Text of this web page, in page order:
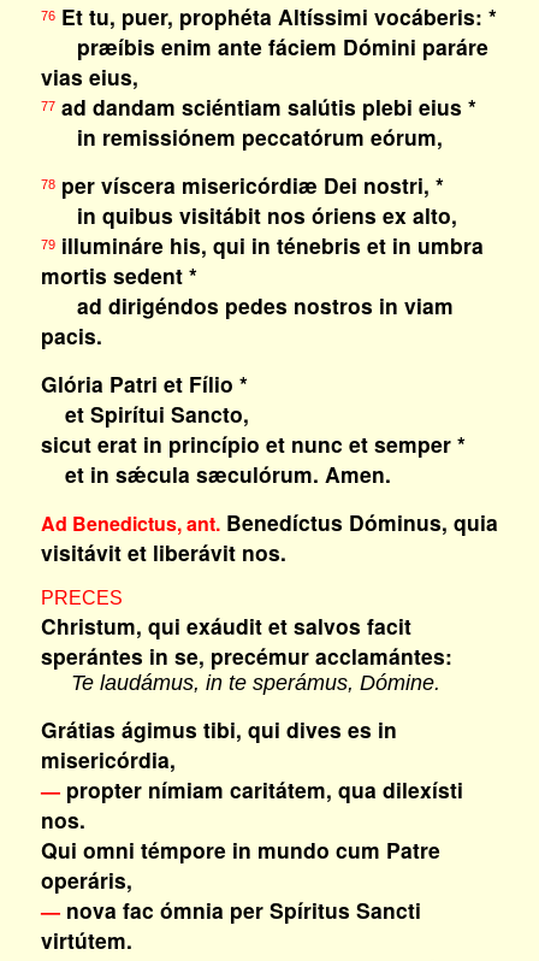
76Et tu, puer, prophéta Altíssimi vocáberis: *
præíbis enim ante fáciem Dómini paráre
vias eius,
77ad dandam sciéntiam salútis plebi eius *
in remissiónem peccatórum eórum,
78per víscera misericórdiæ Dei nostri, *
in quibus visitábit nos óriens ex alto,
79illumináre his, qui in ténebris et in umbra
mortis sedent *
ad dirigéndos pedes nostros in viam
pacis.
Glória Patri et Fílio *
et Spirítui Sancto,
sicut erat in princípio et nunc et semper *
et in sǽcula sæculórum. Amen.
Ad Benedictus, ant. Benedíctus Dóminus, quia
visitávit et liberávit nos.
PRECES
Christum, qui exáudit et salvos facit
sperántes in se, precémur acclamántes:
Te laudámus, in te sperámus, Dómine.
Grátias ágimus tibi, qui dives es in
misericórdia,
—propter nímiam caritátem, qua dilexísti
nos.
Qui omni témpore in mundo cum Patre
operáris,
—nova fac ómnia per Spíritus Sancti
virtútem.